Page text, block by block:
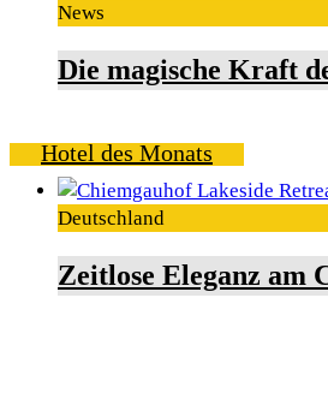
News
Die magische Kraft
Hotel des Monats
Deutschland
Zeitlose Eleganz am